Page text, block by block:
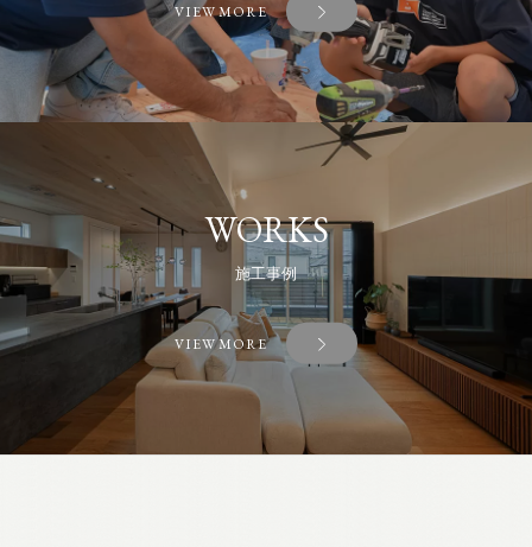
VIEW MORE
WORKS
施工事例
VIEW MORE